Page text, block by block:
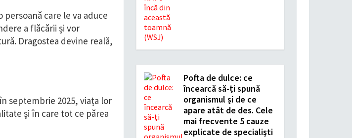
persoană care le va aduce
a flăcării și vor
Dragostea devine reală,
septembrie 2025, viața lor
și în care tot ce părea
Pofta de dulce: ce
încearcă să-ți spună
organismul și de ce
apare atât de des. Cele
mai frecvente 5 cauze
explicate de specialiști